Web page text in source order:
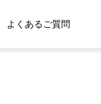
よくあるご質問